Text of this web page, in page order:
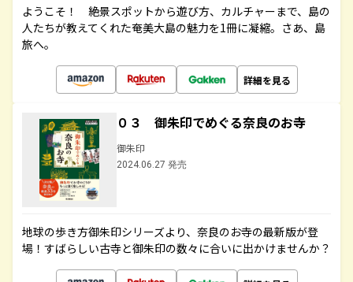
ようこそ！ 絶景スポットから遊び方、カルチャーまで、島の
人たちが教えてくれた奄美大島の魅力を1冊に凝縮。さあ、島
旅へ。
詳細を見る
０３ 御朱印でめぐる奈良のお寺
御朱印
2024.06.27 発売
地球の歩き方御朱印シリーズより、奈良のお寺の最新版が登
場！すばらしい古寺と御朱印の数々に合いに出かけませんか？